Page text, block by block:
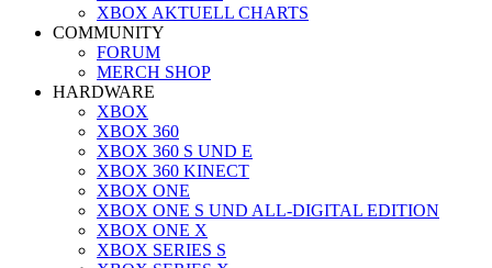
XBOX AKTUELL CHARTS
COMMUNITY
FORUM
MERCH SHOP
HARDWARE
XBOX
XBOX 360
XBOX 360 S UND E
XBOX 360 KINECT
XBOX ONE
XBOX ONE S UND ALL-DIGITAL EDITION
XBOX ONE X
XBOX SERIES S